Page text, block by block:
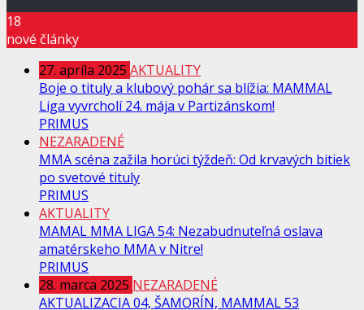
18
nové články
27. apríla 2025 AKTUALITY
Boje o tituly a klubový pohár sa blížia: MAMMAL
Liga vyvrcholí 24. mája v Partizánskom!
PRIMUS
NEZARADENÉ
MMA scéna zažila horúci týždeň: Od krvavých bitiek
po svetové tituly
PRIMUS
AKTUALITY
MAMAL MMA LIGA 54: Nezabudnuteľná oslava
amatérskeho MMA v Nitre!
PRIMUS
28. marca 2025 NEZARADENÉ
AKTUALIZACIA 04, ŠAMORÍN, MAMMAL 53